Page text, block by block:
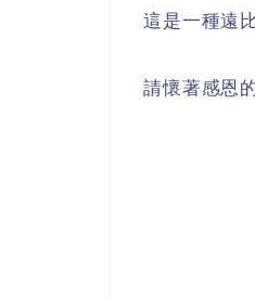
這是一種遠
請懷著感恩